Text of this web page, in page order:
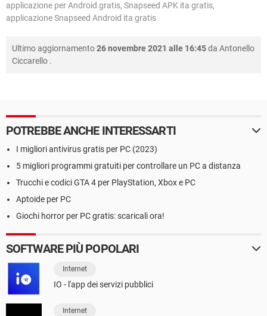
applicazione per Android gratis, Snapseed APK ita gratis,
applicazione Snapseed Android ita gratis
Ultimo aggiornamento26 novembre 2021 alle 16:45da Antonello
Ciccarello .
POTREBBE ANCHE INTERESSARTI
I migliori antivirus gratis per PC (2023)
5 migliori programmi gratuiti per controllare un PC a distanza
Trucchi e codici GTA 4 per PlayStation, Xbox e PC
Aptoide per PC
Giochi horror per PC gratis: scaricali ora!
SOFTWARE PIÙ POPOLARI
Internet
IO - l'app dei servizi pubblici
Internet